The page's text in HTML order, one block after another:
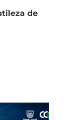
de